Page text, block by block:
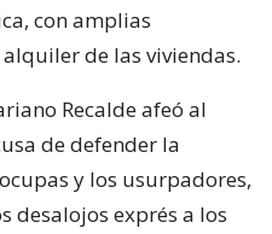
con amplias
de las viviendas.
Recalde afeó al
de defender la
y los usurpadores,
desalojos exprés a los